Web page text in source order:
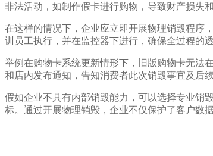
非法活动，如制作假卡进行购物，导致财产损失和
在这样的情况下，企业应立即开展物理销毁程序
训员工执行，并在监控器下进行，确保全过程的
举例在购物卡系统更新情形下，旧版购物卡无法
和店内发布通知，告知消费者此次销毁事宜及后续
假如企业不具有内部销毁能力，可以选择专业销
标。通过开展物理销毁，企业不仅保护了客户数